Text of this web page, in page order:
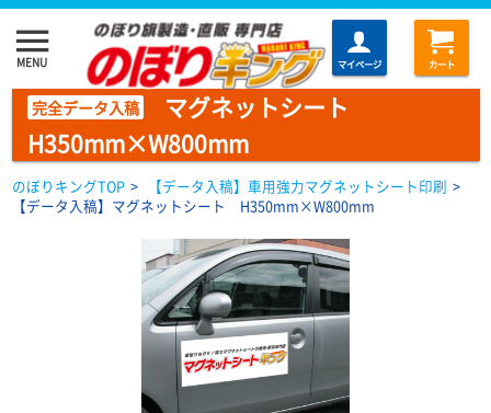
menu
MENU マイページ カート
完全データ入稿
マグネットシート
H350mm×W800mm
のぼりキングTOP > 【データ入稿】車用強力マグネットシート印刷 >
【データ入稿】マグネットシート H350mm×W800mm